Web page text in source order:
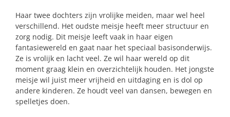
Haar twee dochters zijn vrolijke meiden, maar wel heel
verschillend. Het oudste meisje heeft meer structuur en
zorg nodig. Dit meisje leeft vaak in haar eigen
fantasiewereld en gaat naar het speciaal basisonderwijs.
Ze is vrolijk en lacht veel. Ze wil haar wereld op dit
moment graag klein en overzichtelijk houden. Het jongste
meisje wil juist meer vrijheid en uitdaging en is dol op
andere kinderen. Ze houdt veel van dansen, bewegen en
spelletjes doen.